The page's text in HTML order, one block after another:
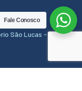
São Lucas - 2024.
Fale Conosco